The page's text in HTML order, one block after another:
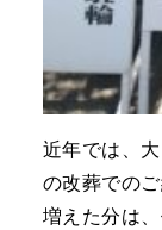
近年では、
の改葬での
増えた分は